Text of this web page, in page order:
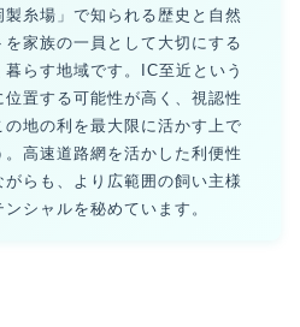
糸場」で知られる歴史と自然
家族の一員として大切にする
らす地域です。IC至近という
置する可能性が高く、視認性
地の利を最大限に活かす上で
高速道路網を活かした利便性
らも、より広範囲の飼い主様
シャルを秘めています。